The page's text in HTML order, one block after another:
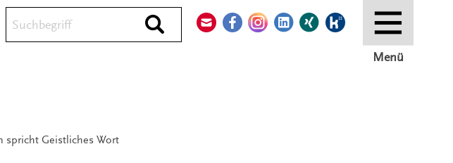
Durchsuchen
Menü
spricht Geistliches Wort